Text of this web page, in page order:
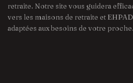
retraite. Notre site vous guidera
vers les maisons de retraite et EHPAD
adaptées aux besoins de votre proche.